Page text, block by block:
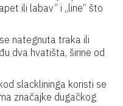
ili labav“ i „line“ što
nategnuta traka ili
dva hvatišta, širine od
slacklininga koristi se
značajke dugačkog